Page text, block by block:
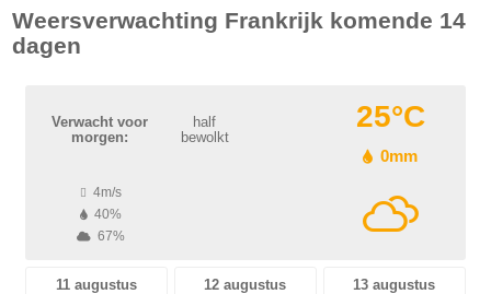
Weersverwachting Frankrijk komende 14
dagen
Verwacht voor
morgen:
half
bewolkt
25°C
0mm
4m/s
40%
67%
11 augustus 12 augustus 13 augustus